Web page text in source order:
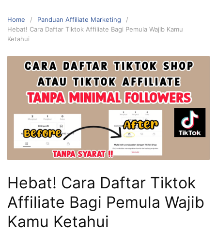
Home
Panduan Affiliate Marketing
Hebat! Cara Daftar Tiktok Affiliate Bagi Pemula Wajib Kamu
Ketahui
Hebat! Cara Daftar Tiktok
Affiliate Bagi Pemula Wajib
Kamu Ketahui